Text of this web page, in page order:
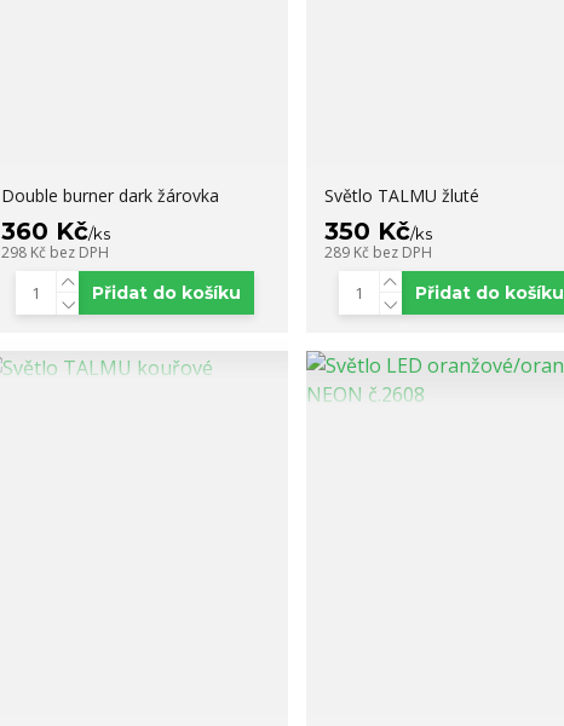
Double burner dark žárovka
360 Kč/ks
298 Kč bez DPH
Přidat do košíku
Světlo TALMU žluté
350 Kč/ks
289 Kč bez DPH
Přidat do košíku